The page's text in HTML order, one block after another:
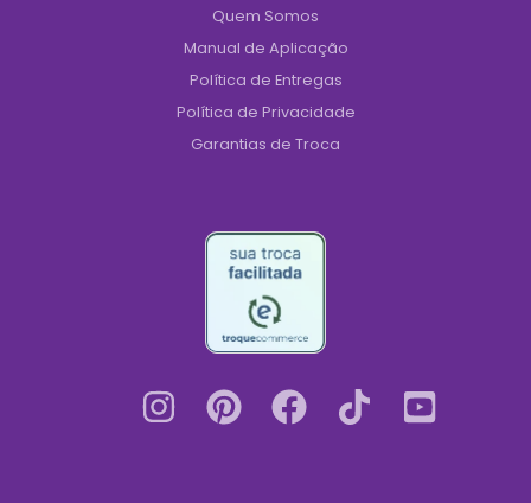
Quem Somos
Manual de Aplicação
Política de Entregas
Política de Privacidade
Garantias de Troca